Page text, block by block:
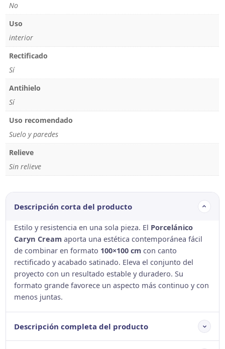
No
Uso
interior
Rectificado
Sí
Antihielo
Sí
Uso recomendado
Suelo y paredes
Relieve
Sin relieve
Descripción corta del producto
Estilo y resistencia en una sola pieza. El Porcelánico
Caryn Cream aporta una estética contemporánea fácil
de combinar en formato 100×100 cm con canto
rectificado y acabado satinado. Eleva el conjunto del
proyecto con un resultado estable y duradero. Su
formato grande favorece un aspecto más continuo y con
menos juntas.
Descripción completa del producto